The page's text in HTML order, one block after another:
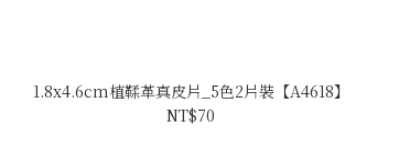
1.8x4.6cm植鞣革真皮片_5色2片裝【A4618】
NT$70